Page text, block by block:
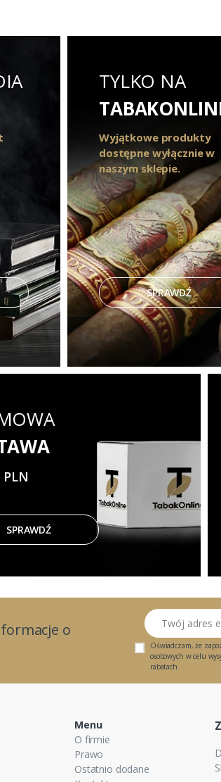
TYLKO NA
Wyjątkowe produkty
dostępne wyłącznie w
naszym sklepie.
SPRAWDŹ
PLN
SPRAWDŹ
o
Twój adres email
Oświadczam, że
osobowych w celu
rabatach
Menu
O firmie
Prawo
Ostatnio dodane